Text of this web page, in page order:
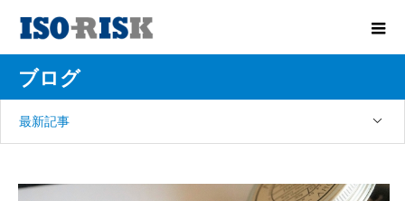
ブログ
最新記事